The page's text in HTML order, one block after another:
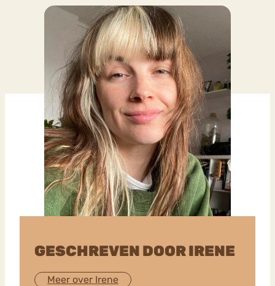
GESCHREVEN DOOR IRENE
Meer over Irene